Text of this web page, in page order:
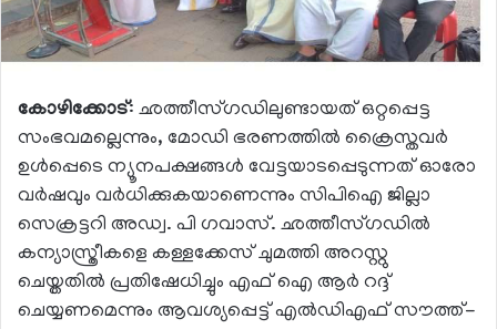
കോഴിക്കോട്: ഛത്തീസ്ഗഡിലുണ്ടായത് ഒറ്റപ്പെട്ട
സംഭവമല്ലെന്നും, മോഡി ഭരണത്തിൽ ക്രൈസ്തവർ
ഉൾപ്പെടെ ന്യൂനപക്ഷങ്ങൾ വേട്ടയാടപ്പെടുന്നത് ഓരോ
വർഷവും വർധിക്കുകയാണെന്നും സിപിഐ ജില്ലാ
സെക്രട്ടറി അഡ്വ. പി ഗവാസ്. ഛത്തീസ്ഗഡിൽ
കന്യാസ്ത്രീകളെ കള്ളക്കേസ് ചുമത്തി അറസ്റ്റു
ചെയ്തതിൽ പ്രതിഷേധിച്ചും എഫ് ഐ ആർ റദ്ദ്
ചെയ്യണമെന്നും ആവശ്യപ്പെട്ട് എൽഡിഎഫ് സൗത്ത്-